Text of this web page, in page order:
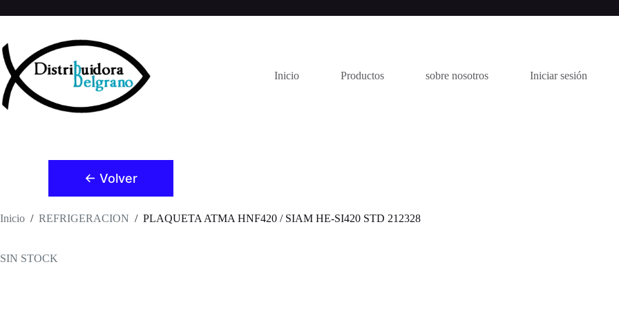
al
Inicio Productos sobre nosotros Iniciar sesión
← Volver
Inicio / REFRIGERACION / PLAQUETA ATMA HNF420 / SIAM HE-SI420 STD 212328
SIN STOCK